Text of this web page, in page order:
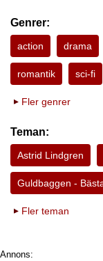
Genrer:
action drama
romantik sci-fi
Fler genrer
Teman:
Astrid Lindgren
Guldbaggen -
Fler teman
Annons: